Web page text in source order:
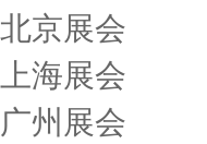
北京展会
上海展会
广州展会